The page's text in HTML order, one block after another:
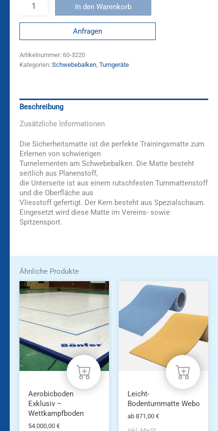
In den Warenkorb
Anfragen
Artikelnummer: 60-3220
Kategorien: Schwebebalken, Turngeräte
Beschreibung
Zusätzliche Informationen
Die Sicherheitsmatte ist die perfekte Trainingsmatte zum
Erlernen von schwierigen
Turnelementen am Schwebebalken. Die Matte besteht
seitlich aus Planenstoff,
die Unterseite ist aus einem rutschfesten Turnmattenstoff
und die Oberfläche aus
Vliesstoff gefertigt. Der Kern besteht aus Spezialschaum.
Eingesetzt wird diese Matte im Vereins- sowie
Spitzensport.
Ähnliche Produkte
Aerobicboden
Exklusiv –
Wettkampfboden
54.000,00 €
Dieses
Produkt
weist
Varianten
auf.
Die
Optionen
können
Produktseite
gewählt
werden
Leicht-
Bodenturnmatte Webo
ab 871,00 €